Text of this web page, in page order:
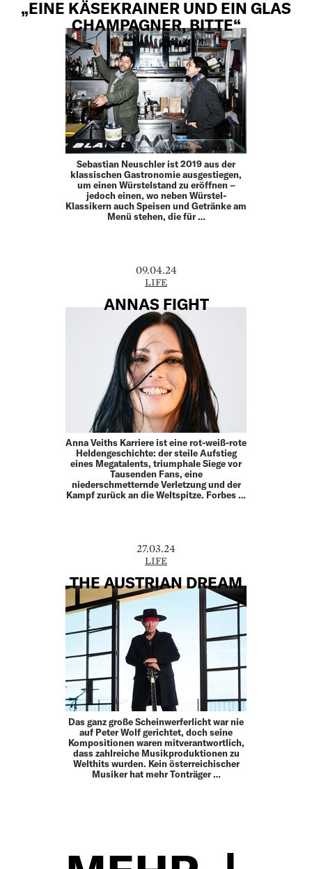
„EINE KÄSEKRAINER UND EIN GLAS
CHAMPAGNER, BITTE“
Sebastian Neuschler ist 2019 aus der
klassischen ­Gastronomie ausgestiegen,
um einen Würstelstand zu ­eröffnen –
jedoch einen, wo neben Würstel-
Klassikern auch Speisen und Getränke am
Menü stehen, die für …
09.04.24
LIFE
ANNAS FIGHT
Anna Veiths Karriere ist eine rot-weiß-rote
Heldengeschichte: der steile Aufstieg
eines Megatalents, triumphale Siege vor
Tausenden Fans, eine
niederschmetternde Verletzung und der
Kampf zurück an die Weltspitze. Forbes …
27.03.24
LIFE
THE AUSTRIAN DREAM
Das ganz große Scheinwerferlicht war nie
auf Peter Wolf gerichtet, doch seine
Kompositionen waren mitverantwortlich,
dass zahlreiche Musikproduktionen zu
Welthits wurden. Kein österreichischer
Musiker hat mehr Tonträger …